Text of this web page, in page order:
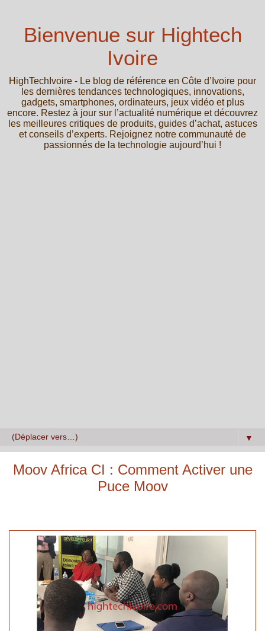
Bienvenue sur Hightech
Ivoire
HighTechIvoire - Le blog de référence en Côte d’Ivoire pour
les dernières tendances technologiques, innovations,
gadgets, smartphones, ordinateurs, jeux vidéo et plus
encore. Restez à jour sur l’actualité numérique et découvrez
les meilleures critiques de produits, guides d’achat, astuces
et conseils d’experts. Rejoignez notre communauté de
passionnés de la technologie aujourd’hui !
▼
Moov Africa CI : Comment Activer une
Puce Moov